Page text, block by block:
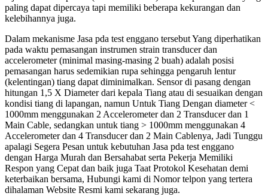
paling dapat dipercaya tapi memiliki beberapa kekurangan dan
kelebihannya juga.
Dalam mekanisme Jasa pda test enggano tersebut Yang diperhatikan
pada waktu pemasangan instrumen strain transducer dan
accelerometer (minimal masing-masing 2 buah) adalah posisi
pemasangan harus sedemikian rupa sehingga pengaruh lentur
(kelentingan) tiang dapat diminimalkan. Sensor di pasang dengan
hitungan 1,5 X Diameter dari kepala Tiang atau di sesuaikan dengan
kondisi tiang di lapangan, namun Untuk Tiang Dengan diameter <
1000mm menggunakan 2 Accelerometer dan 2 Transducer dan 1
Main Cable, sedangkan untuk tiang > 1000mm menggunakan 4
Accelerometer dan 4 Transducer dan 2 Main Cablenya, Jadi Tunggu
apalagi Segera Pesan untuk kebutuhan Jasa pda test enggano
dengan Harga Murah dan Bersahabat serta Pekerja Memiliki
Respon yang Cepat dan baik juga Taat Protokol Kesehatan demi
keterbaikan bersama, Hubungi kami di Nomor telpon yang tertera
dihalaman Website Resmi kami sekarang juga.